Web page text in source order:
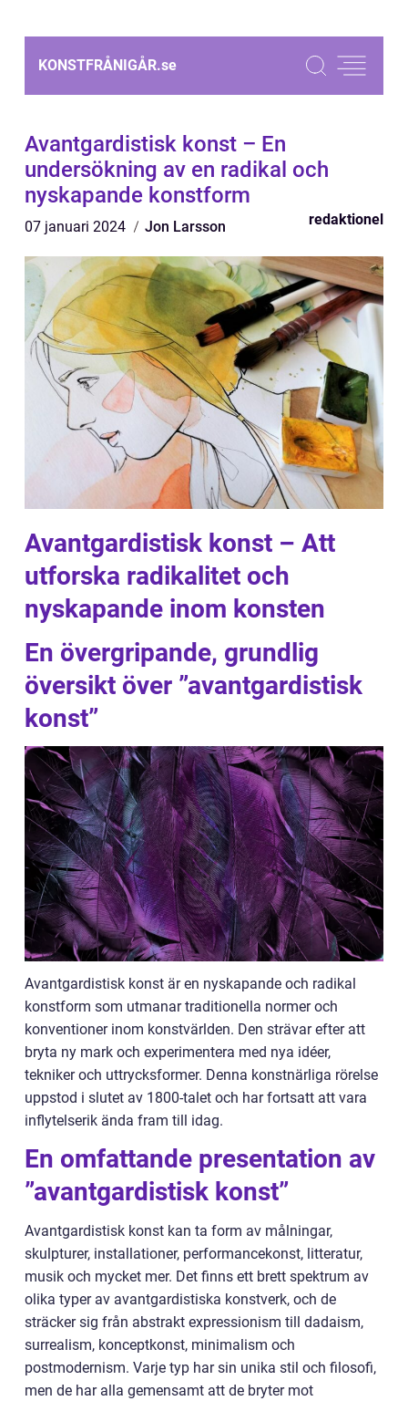
KONSTFRÅNIGÅR.se
Avantgardistisk konst – En
undersökning av en radikal och
nyskapande konstform
07 januari 2024 Jon Larsson redaktionel
Avantgardistisk konst – Att
utforska radikalitet och
nyskapande inom konsten
En övergripande, grundlig
översikt över ”avantgardistisk
konst”
Avantgardistisk konst är en nyskapande och radikal
konstform som utmanar traditionella normer och
konventioner inom konstvärlden. Den strävar efter att
bryta ny mark och experimentera med nya idéer,
tekniker och uttrycksformer. Denna konstnärliga rörelse
uppstod i slutet av 1800-talet och har fortsatt att vara
inflytelserik ända fram till idag.
En omfattande presentation av
”avantgardistisk konst”
Avantgardistisk konst kan ta form av målningar,
skulpturer, installationer, performancekonst, litteratur,
musik och mycket mer. Det finns ett brett spektrum av
olika typer av avantgardistiska konstverk, och de
sträcker sig från abstrakt expressionism till dadaism,
surrealism, konceptkonst, minimalism och
postmodernism. Varje typ har sin unika stil och filosofi,
men de har alla gemensamt att de bryter mot